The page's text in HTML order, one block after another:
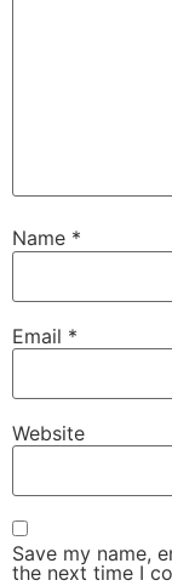
Name *
Email *
Website
Save my name,
the next time I